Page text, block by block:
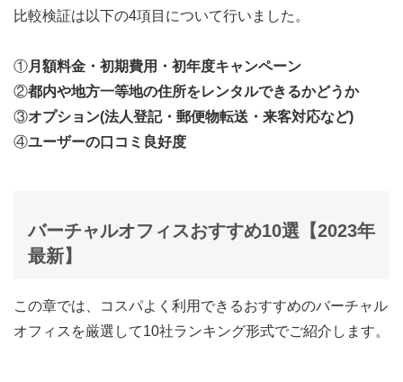
比較検証は以下の4項目について行いました。
①月額料金・初期費用・初年度キャンペーン
②都内や地方一等地の住所をレンタルできるかどうか
③オプション(法人登記・郵便物転送・来客対応など)
④ユーザーの口コミ良好度
バーチャルオフィスおすすめ10選【2023年
最新】
この章では、コスパよく利用できるおすすめのバーチャル
オフィスを厳選して10社ランキング形式でご紹介します。